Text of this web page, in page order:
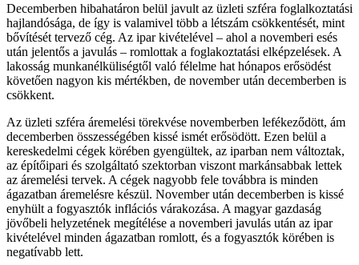
Decemberben hibahatáron belül javult az üzleti szféra foglalkoztatási
hajlandósága, de így is valamivel több a létszám csökkentését, mint
bővítését tervező cég. Az ipar kivételével – ahol a novemberi esés
után jelentős a javulás – romlottak a foglakoztatási elképzelések. A
lakosság munkanélküliségtől való félelme hat hónapos erősödést
követően nagyon kis mértékben, de november után decemberben is
csökkent.
Az üzleti szféra áremelési törekvése novemberben lefékeződött, ám
decemberben összességében kissé ismét erősödött. Ezen belül a
kereskedelmi cégek körében gyengültek, az iparban nem változtak,
az építőipari és szolgáltató szektorban viszont markánsabbak lettek
az áremelési tervek. A cégek nagyobb fele továbbra is minden
ágazatban áremelésre készül. November után decemberben is kissé
enyhült a fogyasztók inflációs várakozása. A magyar gazdaság
jövőbeli helyzetének megítélése a novemberi javulás után az ipar
kivételével minden ágazatban romlott, és a fogyasztók körében is
negatívabb lett.